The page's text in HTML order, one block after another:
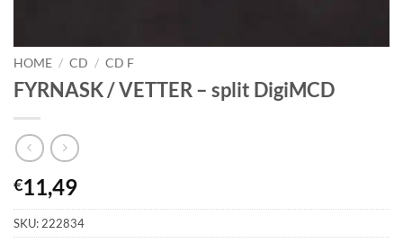
HOME / CD / CD F
FYRNASK / VETTER – split DigiMCD
€11,49
SKU:222834